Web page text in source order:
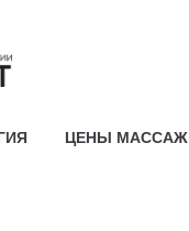
ЦЕНЫ МАССАЖ